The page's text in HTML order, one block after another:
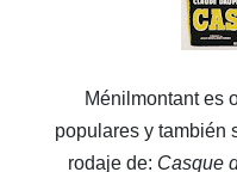
Ménilmontant es
populares y también
rodaje de: Casque